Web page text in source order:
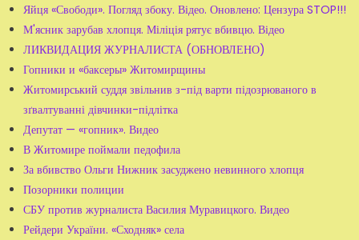
Яйця «Свободи». Погляд збоку. Відео. Оновлено: Цензура STOP!!!
М'ясник зарубав хлопця. Міліція рятує вбивцю. Відео
ЛИКВИДАЦИЯ ЖУРНАЛИСТА (ОБНОВЛЕНО)
Гопники и «баксеры» Житомирщины
Житомирський суддя звільнив з-під варти підозрюваного в
зґвалтуванні дівчинки-підлітка
Депутат — «гопник». Видео
В Житомире поймали педофила
За вбивство Ольги Нижник засуджено невинного хлопця
Позорники полиции
СБУ против журналиста Василия Муравицкого. Видео
Рейдери України. «Сходняк» села